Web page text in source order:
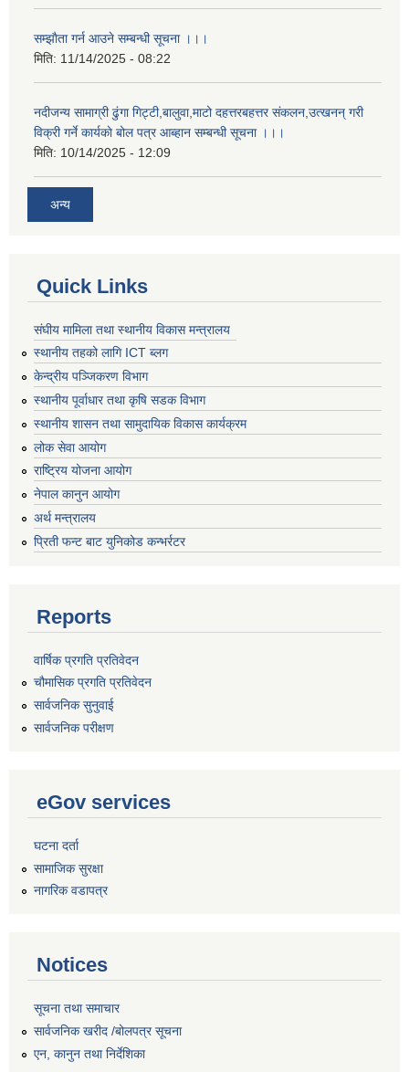
सम्झाैता गर्न आउने सम्बन्धी सूचना ।।।
मिति: 11/14/2025 - 08:22
नदीजन्य सामाग्री ढुंगा गिट्टी,बालुवा,माटो दहत्तरबहत्तर संकलन,उत्खनन् गरी
विक्री गर्ने कार्यकाे बोल पत्र आब्हान सम्बन्धी सूचना ।।।
मिति: 10/14/2025 - 12:09
अन्य
Quick Links
संघीय मामिला तथा स्थानीय विकास मन्त्रालय
स्थानीय तहको लागि ICT ब्लग
केन्द्रीय पञ्जिकरण विभाग
स्थानीय पूर्वाधार तथा कृषि सडक विभाग
स्थानीय शासन तथा सामुदायिक विकास कार्यक्रम
लोक सेवा आयोग
राष्ट्रिय योजना आयोग
नेपाल कानुन आयोग
अर्थ मन्त्रालय
प्रिती फन्ट बाट युनिकोड कन्भर्रटर
Reports
वार्षिक प्रगति प्रतिवेदन
चौमासिक प्रगति प्रतिवेदन
सार्वजनिक सुनुवाई
सार्वजनिक परीक्षण
eGov services
घटना दर्ता
सामाजिक सुरक्षा
नागरिक वडापत्र
Notices
सूचना तथा समाचार
सार्वजनिक खरीद /बोलपत्र सूचना
एन, कानुन तथा निर्देशिका